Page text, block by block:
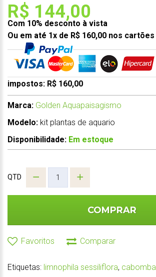
R$ 144,00
Com 10% desconto à vista
Ou em até 1x de R$ 160,00 nos cartões
impostos: R$ 160,00
Marca: Golden Aquapaisagismo
Modelo: kit plantas de aquario
Disponibilidade: Em estoque
QTD
COMPRAR
Favoritos Comparar
Etiquetas: limnophila sessiliflora, cabomba